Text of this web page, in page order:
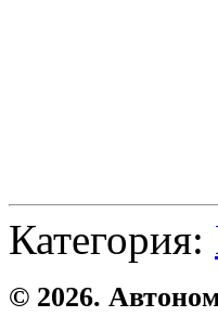
Категория:
© 2026.